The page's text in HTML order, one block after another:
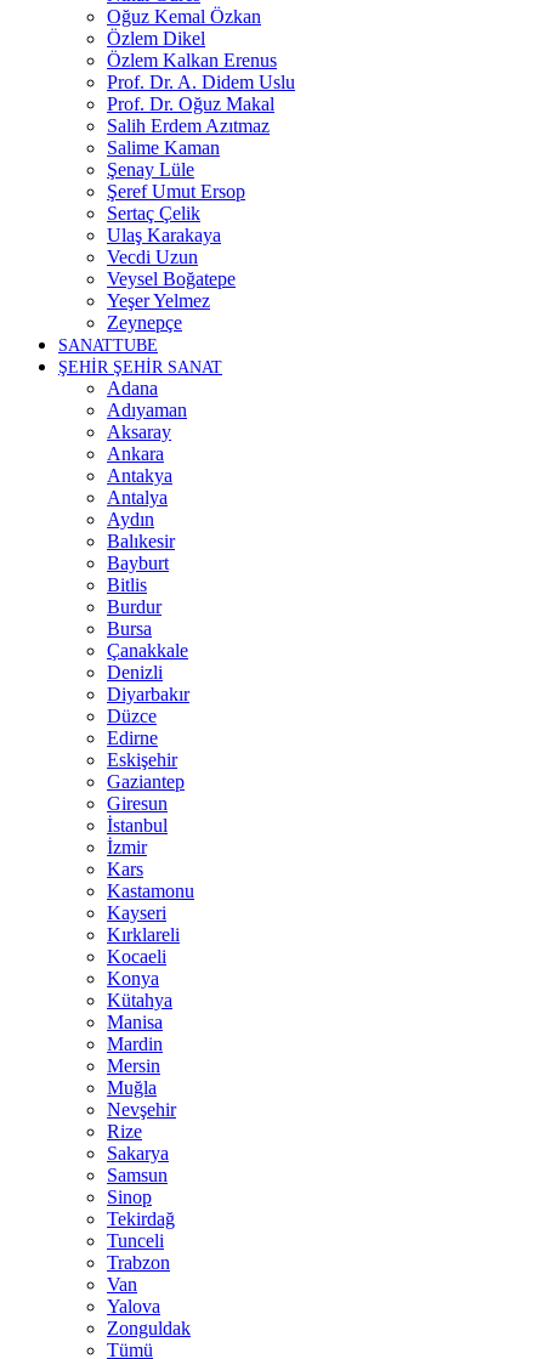
Oğuz Kemal Özkan
Özlem Dikel
Özlem Kalkan Erenus
Prof. Dr. A. Didem Uslu
Prof. Dr. Oğuz Makal
Salih Erdem Azıtmaz
Salime Kaman
Şenay Lüle
Şeref Umut Ersop
Sertaç Çelik
Ulaş Karakaya
Vecdi Uzun
Veysel Boğatepe
Yeşer Yelmez
Zeynepçe
SANATTUBE
ŞEHİR ŞEHİR SANAT
Adana
Adıyaman
Aksaray
Ankara
Antakya
Antalya
Aydın
Balıkesir
Bayburt
Bitlis
Burdur
Bursa
Çanakkale
Denizli
Diyarbakır
Düzce
Edirne
Eskişehir
Gaziantep
Giresun
İstanbul
İzmir
Kars
Kastamonu
Kayseri
Kırklareli
Kocaeli
Konya
Kütahya
Manisa
Mardin
Mersin
Muğla
Nevşehir
Rize
Sakarya
Samsun
Sinop
Tekirdağ
Tunceli
Trabzon
Van
Yalova
Zonguldak
Tümü